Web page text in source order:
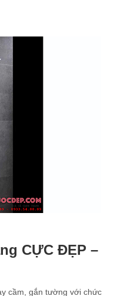
CỰC ĐẸP –
cầm, gắn tường với chức